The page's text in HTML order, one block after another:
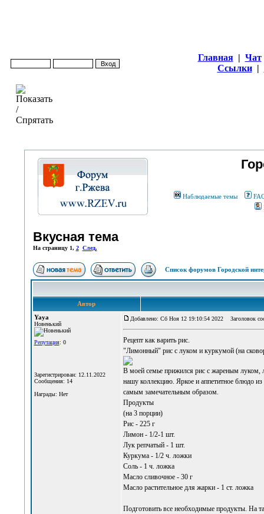
Главная | Чат
Ссылки |
Наблюдаемые темы
Вкусная тема
На страницу 1, 2 След.
Список форумов Городской
Автор
Yaya
Новенький
Репутация: 0
Зарегистрирован: 12.11.2022
Сообщения: 14
Награды: Нет
Добавлено: Сб Ноя 12 19:10:54 2022 Заголовок
Рецепт как варить рис.
"Лимонный" рис с луком и куркумой (на
В моей семье прижился рис с жареным луком,
нашу коллекцию. Яркое и аппетитное блюдо
самым замечательным образом.
Продукты
(на 3 порции)
Рис - 225 г
Лимон - 1/2-1 шт.
Лук репчатый - 1 шт.
Куркума - 1/2 ч. ложки
Соль - 1 ч. ложка
Масло сливочное - 30 г
Масло растительное для жарки - 1 ст. ложка
Подготовить все необходимые продукты. На